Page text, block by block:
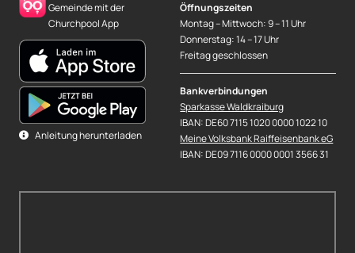
Gemeinde mit der
Churchpool App
Anleitung herunterladen
Öffnungszeiten
Montag – Mittwoch: 9 – 11 Uhr
Donnerstag: 14 – 17 Uhr
Freitag geschlossen
Bankverbindungen
Sparkasse Waldkraiburg
IBAN: DE60 7115 1020 0000 1022 10
Meine Volksbank Raiffeisenbank eG
IBAN: DE09 7116 0000 0001 3566 31